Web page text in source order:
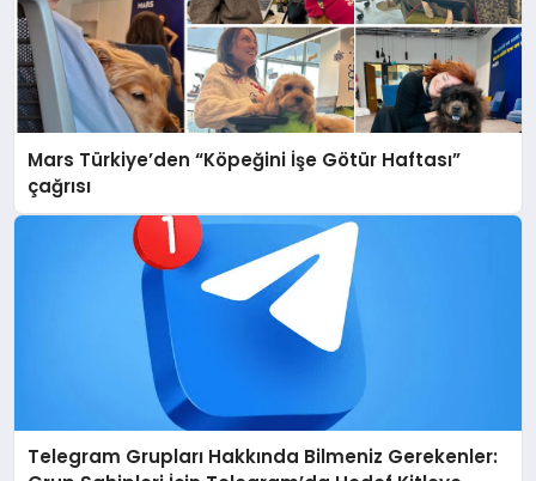
Mars Türkiye’den “Köpeğini İşe Götür Haftası”
çağrısı
Telegram Grupları Hakkında Bilmeniz Gerekenler: